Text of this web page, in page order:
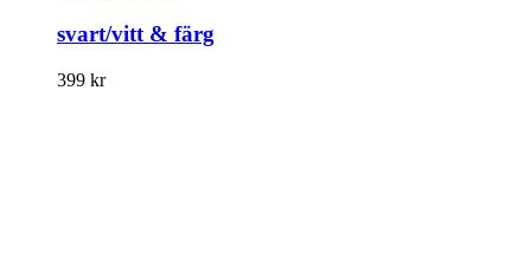
svart/vitt & färg
399 kr